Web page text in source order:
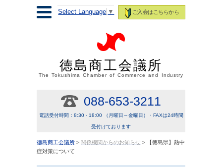
ご入会はこちらから
Select Language ▼
徳島商工会議所
The Tokushima Chamber of Commerce and Industry
088-653-3211
電話受付時間：8:30 - 18:00 （月曜日～金曜日）・FAXは24時間
受付けております
徳島商工会議所 > 関係機関からのお知らせ > 【徳島県】熱中
症対策について